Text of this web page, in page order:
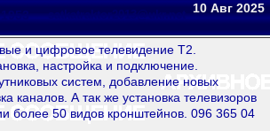
satkatraktor2013@ukr.net 10 Авг2025
и цифровое телевидение Т2.
настройка и подключение.
систем, добавление новых
каналов. А так же установка телевизоров
более 50 видов кронштейнов. 096 365 04